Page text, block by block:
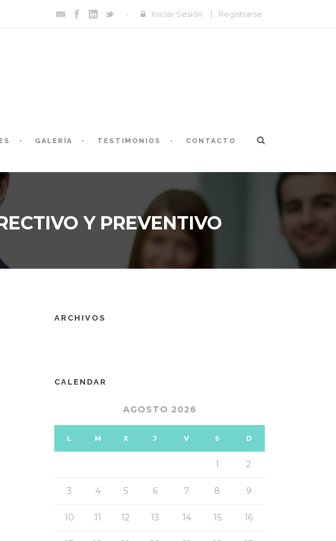
Iniciar Sesión | Registrarse
GALERÍA TESTIMONIOS CONTACTO
Y PREVENTIVO
ARCHIVOS
CALENDAR
AGOSTO 2026
L M X J V S D
1 2
3 4 5 6 7 8 9
10 11 12 13 14 15 16